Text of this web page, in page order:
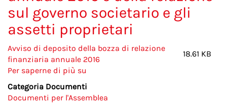
organi
sociali
sul governo societario e gli
assetti proprietari
Avviso di deposito della bozza di relazione
finanziaria annuale 2016
18.61 KB
Per saperne di più su
deposito
della
Categoria Documenti
Documenti per l'Assemblea